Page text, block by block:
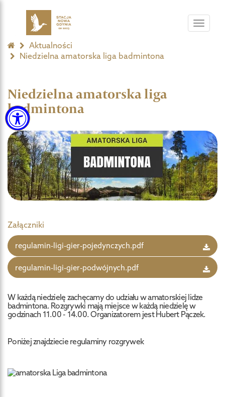
Toggle
Aktualności
Niedzielna amatorska liga badmintona
Niedzielna amatorska liga
badmintona
Załączniki
regulamin-ligi-gier-pojedynczych.pdf
regulamin-ligi-gier-podwójnych.pdf
W każdą niedzielę zachęcamy do udziału w amatorskiej lidze
badmintona. Rozgrywki mają miejsce w każdą niedzielę w
godzinach 11.00 - 14.00. Organizatorem jest Hubert Pączek.
Poniżej znajdziecie regulaminy rozgrywek